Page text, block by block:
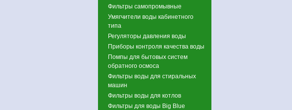
Фильтры самопромывные
Умягчители воды кабинетного
типа
Регуляторы давления воды
Приборы контроля качества воды
Помпы для бытовых систем
обратного осмоса
Фильтры воды для стиральных
машин
Фильтры воды для котлов
Фильтры для воды Big Blue